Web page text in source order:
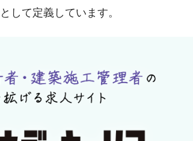
して定義しています。